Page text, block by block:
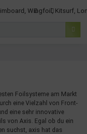
Foilsysteme am Markt
eine Vielzahl von Front-
eine sehr innovative
von Axis. Egal ob du ein
suchst, axis hat das